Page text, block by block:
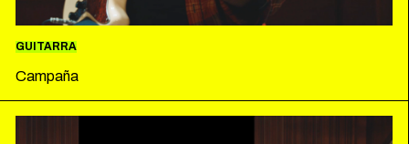
GUITARRA
Campaña